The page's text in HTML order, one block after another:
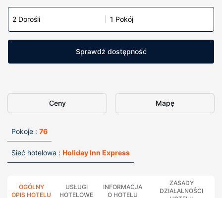
2 Dorośli 1 Pokój
Sprawdź dostępność
Ceny Mapę
Pokoje : 76
Sieć hotelowa : Holiday Inn Express
OGÓLNY
OPIS HOTELU
USŁUGI
HOTELOWE
INFORMACJA
O HOTELU
ZASADY
DZIAŁALNOŚCI